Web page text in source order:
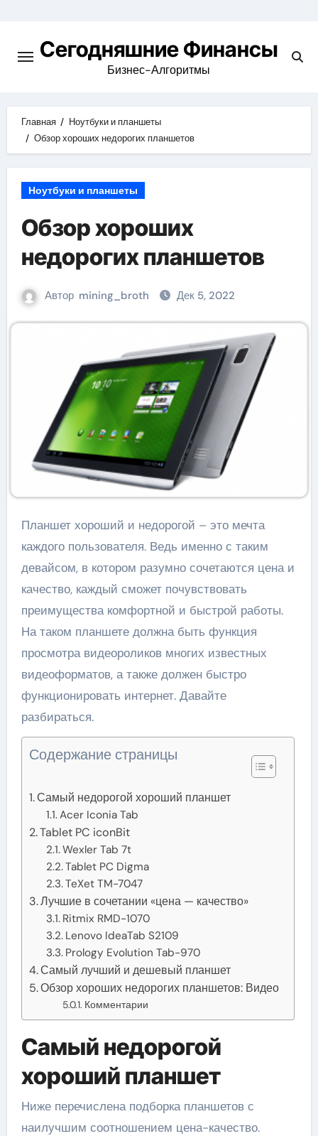
содержимомуСегодняшние Финансы
Бизнес-Алгоритмы
Главная
Ноутбуки и планшеты
Обзор хороших недорогих планшетов
Ноутбуки и планшеты
Обзор хороших
недорогих планшетов
Автор mining_broth Дек 5, 2022
Планшет хороший и недорогой – это мечта
каждого пользователя. Ведь именно с таким
девайсом, в котором разумно сочетаются цена и
качество, каждый сможет почувствовать
преимущества комфортной и быстрой работы.
На таком планшете должна быть функция
просмотра видеороликов многих известных
видеоформатов, а также должен быстро
функционировать интернет. Давайте
разбираться.
Содержание страницы
Самый недорогой хороший планшет
Acer Iconia Tab
Tablet PC iconBit
Wexler Tab 7t
Tablet PC Digma
TeXet TM-7047
Лучшие в сочетании «цена — качество»
Ritmix RMD-1070
Lenovo IdeaTab S2109
Prology Evolution Tab-970
Самый лучший и дешевый планшет
Обзор хороших недорогих планшетов: Видео
Комментарии
Самый недорогой
хороший планшет
Ниже перечислена подборка планшетов с
наилучшим соотношением цена-качество.